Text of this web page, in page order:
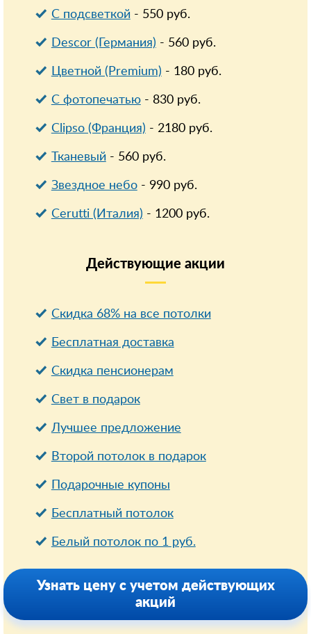
С подсветкой- 550руб.
Descor (Германия) - 560руб.
Цветной (Premium) - 180руб.
С фотопечатью- 830руб.
Clipso (Франция) - 2180руб.
Тканевый- 560руб.
Звездное небо- 990руб.
Cerutti (Италия) - 1200руб.
Действующие акции
Скидка 68% на все потолки
Бесплатная доставка
Cкидка пенсионерам
Свет в подарок
Лучшее предложение
Второй потолок в подарок
Подарочные купоны
Бесплатный потолок
Белый потолок по 1 руб.
Узнать цену с учетом действующих
акций